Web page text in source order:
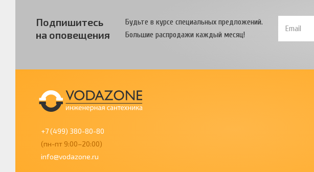
Подпишитесь
на оповещения
Будьте в курсе специальных предложений.
Большие распродажи каждый месяц!
+7 (499) 380-80-80
(пн-пт 9:00–20:00)
info@vodazone.ru